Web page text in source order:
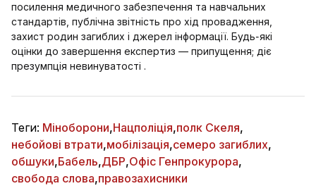
посилення медичного забезпечення та навчальних
стандартів, публічна звітність про хід провадження,
захист родин загиблих і джерел інформації. Будь‑які
оцінки до завершення експертиз — припущення; діє
презумпція невинуватості .
Теги: Міноборони,Нацполіція,полк Скеля,
небойові втрати,мобілізація,семеро загиблих,
обшуки,Бабель,ДБР,Офіс Генпрокурора,
свобода слова,правозахисники